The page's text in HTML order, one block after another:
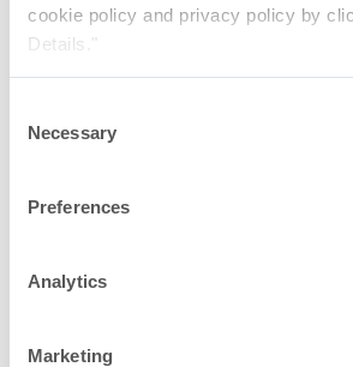
cookie policy and privacy policy by
Details."
Selection
Necessary
Preferences
Analytics
Marketing
Touch® Einwegsysteme